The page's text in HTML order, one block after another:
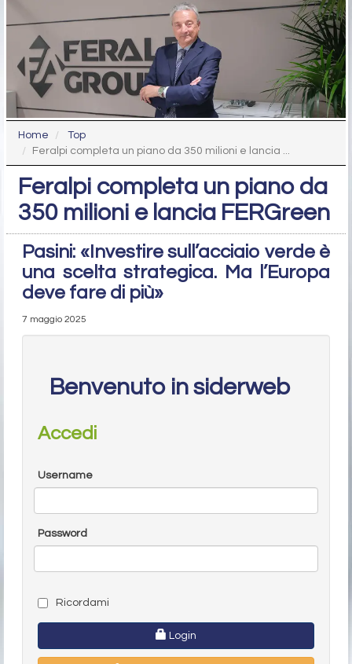
Home
Top
Feralpi completa un piano da 350 milioni e lancia ...
Feralpi completa un piano da
350 milioni e lancia FERGreen
Pasini: «Investire sull’acciaio verde è
una scelta strategica. Ma l’Europa
deve fare di più»
7 maggio 2025
Benvenuto in siderweb
Accedi
Username
Password
Ricordami
Login